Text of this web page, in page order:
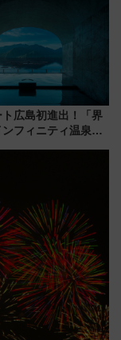
広島初進出！「界
フィニティ温泉と